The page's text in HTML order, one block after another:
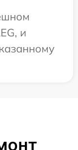
и